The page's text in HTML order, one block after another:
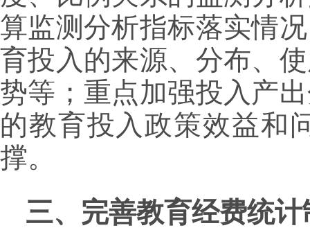
算监测分析指标落实情
育投入的来源、分布、
势等；重点加强投入产
的教育投入政策效益和
撑。
三、完善教育经费统计